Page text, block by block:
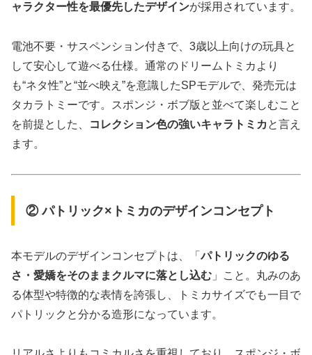
ャラクター性を最優先したデザインが採用されています。
電池不要・サスペンション付きで、3歳以上向けの玩具と
して安心して遊べる仕様。通常のドリームトミカより
も“ネタ性”と“並べ映え”を意識したSPモデルで、発売元は
タカラトミーです。スポンジ・ボブ版と並べて楽しむこと
を前提とした、
コレクション色の強いキャラトミカ と言え
ます。
② パトリック×トミカのデザインコンセプト
本モデルのデザインコンセプトは、「パトリックのゆる
さ・愛嬌をそのままクルマに落とし込む 」こと。丸みのあ
る体型や特徴的な表情を誇張し、トミカサイズでも一目で
パトリックと分かる造形になっています。